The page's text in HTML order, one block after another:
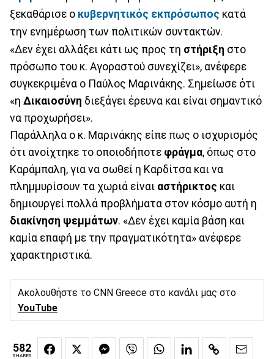
ξεκαθάρισε ο κυβερνητικός εκπρόσωπος κατά
την ενημέρωση των πολιτικών συντακτών.
«Δεν έχει αλλάξει κάτι ως προς τη στήριξη στο
πρόσωπο του κ. Αγοραστού συνεχίζει», ανέφερε
συγκεκριμένα ο Παύλος Μαρινάκης. Σημείωσε ότι
«η Δικαιοσύνη διεξάγει έρευνα και είναι σημαντικό
να προχωρήσει».
Παράλληλα ο κ. Μαρινάκης είπε πως ο ισχυρισμός
ότι ανοίχτηκε το οποιοδήποτε φράγμα, όπως στο
Καράμπαλη, για να σωθεί η Καρδίτσα και να
πλημμυρίσουν τα χωριά είναι αστήρικτος και
δημιουργεί πολλά προβλήματα στον κόσμο αυτή η
διακίνηση ψεμμάτων. «Δεν έχει καμία βάση και
καμία επαφή με την πραγματικότητα» ανέφερε
χαρακτηριστικά.
Ακολουθήστε το CNN Greece στο κανάλι μας στο
YouTube
582
SHARES